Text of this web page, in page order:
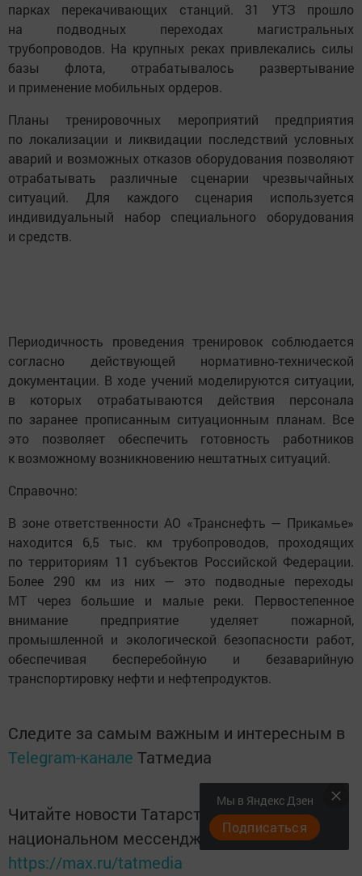
парках перекачивающих станций. 31 УТЗ прошло
на подводных переходах магистральных
трубопроводов. На крупных реках привлекались силы
базы флота, отрабатывалось развертывание
и применение мобильных ордеров.
Планы тренировочных мероприятий предприятия
по локализации и ликвидации последствий условных
аварий и возможных отказов оборудования позволяют
отрабатывать различные сценарии чрезвычайных
ситуаций. Для каждого сценария используется
индивидуальный набор специального оборудования
и средств.
Периодичность проведения тренировок соблюдается
согласно действующей нормативно-технической
документации. В ходе учений моделируются ситуации,
в которых отрабатываются действия персонала
по заранее прописанным ситуационным планам. Все
это позволяет обеспечить готовность работников
к возможному возникновению нештатных ситуаций.
Справочно:
В зоне ответственности АО «Транснефть — Прикамье»
находится 6,5 тыс. км трубопроводов, проходящих
по территориям 11 субъектов Российской Федерации.
Более 290 км из них — это подводные переходы
МТ через большие и малые реки. Первостепенное
внимание предприятие уделяет пожарной,
промышленной и экологической безопасности работ,
обеспечивая бесперебойную и безаварийную
транспортировку нефти и нефтепродуктов.
Следите за самым важным и интересным в
Telegram-канале Татмедиа
Читайте новости Татарстана в
национальном мессенджере MАХ:
https://max.ru/tatmedia
Мы в Яндекс Дзен
Подписаться